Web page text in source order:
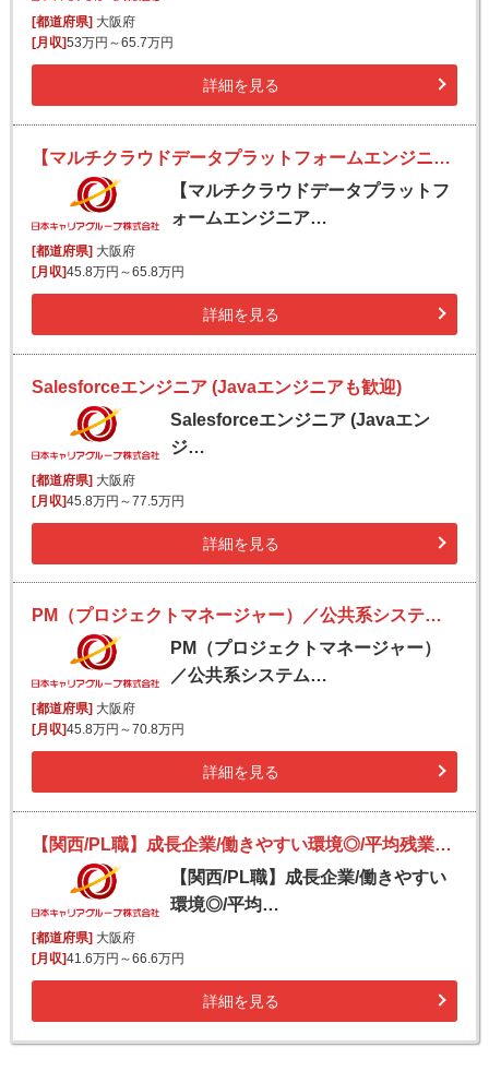
[都道府県] 大阪府
[月収]53万円～65.7万円
詳細を見る
【マルチクラウドデータプラットフォームエンジニア（リーダー、もしくは候補）】DXプラットフォーム◇充実のキャリア支援！◇豊富なプロジェクト実績！
【マルチクラウドデータプラットフ
ォームエンジニア…
[都道府県]大阪府
[月収]45.8万円～65.8万円
詳細を見る
Salesforceエンジニア (Javaエンジニアも歓迎)
Salesforceエンジニア (Javaエン
ジ…
[都道府県]大阪府
[月収]45.8万円～77.5万円
詳細を見る
PM（プロジェクトマネージャー）／公共系システム・アプリ開発／リモート有／福利厚生充実／Well-being
PM（プロジェクトマネージャー）
／公共系システム…
[都道府県] 大阪府
[月収]45.8万円～70.8万円
詳細を見る
【関西/PL職】成長企業/働きやすい環境◎/平均残業11H/転勤無/上流工程
【関西/PL職】成長企業/働きやすい
環境◎/平均…
[都道府県] 大阪府
[月収]41.6万円～66.6万円
詳細を見る